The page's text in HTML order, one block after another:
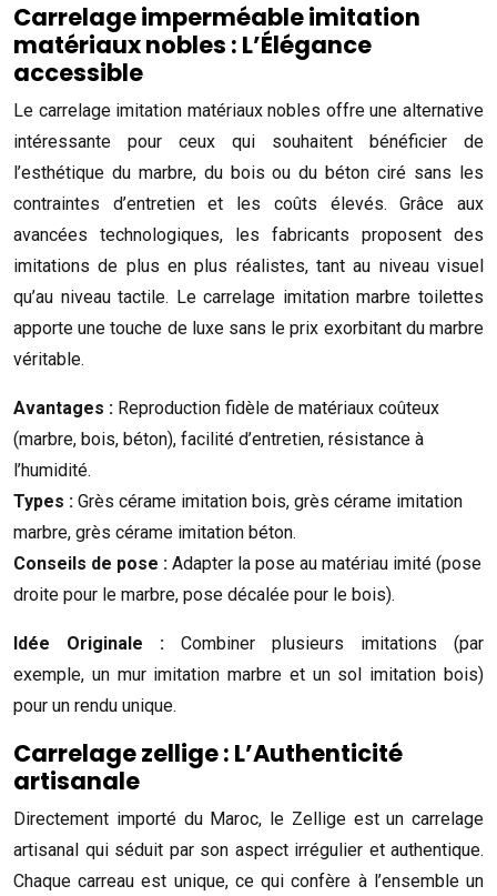
Carrelage imperméable imitation
matériaux nobles : L’Élégance
accessible
Le carrelage imitation matériaux nobles offre une alternative
intéressante pour ceux qui souhaitent bénéficier de
l’esthétique du marbre, du bois ou du béton ciré sans les
contraintes d’entretien et les coûts élevés. Grâce aux
avancées technologiques, les fabricants proposent des
imitations de plus en plus réalistes, tant au niveau visuel
qu’au niveau tactile. Le carrelage imitation marbre toilettes
apporte une touche de luxe sans le prix exorbitant du marbre
véritable.
Avantages : Reproduction fidèle de matériaux coûteux
(marbre, bois, béton), facilité d’entretien, résistance à
l’humidité.
Types : Grès cérame imitation bois, grès cérame imitation
marbre, grès cérame imitation béton.
Conseils de pose : Adapter la pose au matériau imité (pose
droite pour le marbre, pose décalée pour le bois).
Idée Originale : Combiner plusieurs imitations (par
exemple, un mur imitation marbre et un sol imitation bois)
pour un rendu unique.
Carrelage zellige : L’Authenticité
artisanale
Directement importé du Maroc, le Zellige est un carrelage
artisanal qui séduit par son aspect irrégulier et authentique.
Chaque carreau est unique, ce qui confère à l’ensemble un